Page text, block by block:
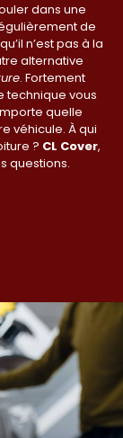
dans une
de
n’est pas à la
alternative
. Fortement
technique vous
quelle
véhicule. À qui
? CL Cover,
questions.